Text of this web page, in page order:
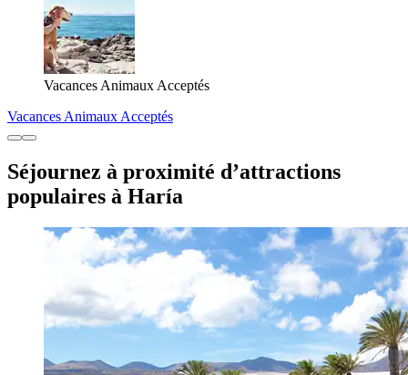
Vacances Animaux Acceptés
Vacances Animaux Acceptés
Séjournez à proximité d’attractions
populaires à Haría